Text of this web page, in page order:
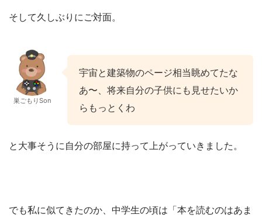
そして久しぶりにご対面。
巣ごもりSon
宇宙と建築物のページ相当眺めてたな
あ〜、将来自分の子供にも見せたいか
らもっとくわ
と大事そうに自分の部屋に持って上がっていきました。
でも私に似てきたのか、中学生の頃は「本を読むのはあま